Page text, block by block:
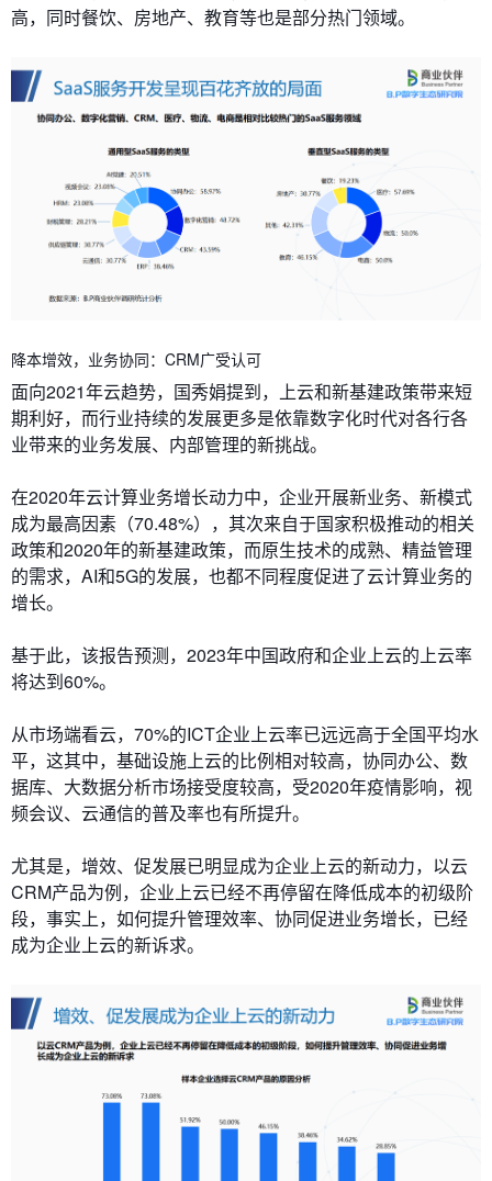
高，同时餐饮、房地产、教育等也是部分热门领域。
降本增效，业务协同：CRM广受认可
面向2021年云趋势，国秀娟提到，上云和新基建政策带来短
期利好，而行业持续的发展更多是依靠数字化时代对各行各
业带来的业务发展、内部管理的新挑战。
在2020年云计算业务增长动力中，企业开展新业务、新模式
成为最高因素（70.48%），其次来自于国家积极推动的相关
政策和2020年的新基建政策，而原生技术的成熟、精益管理
的需求，AI和5G的发展，也都不同程度促进了云计算业务的
增长。
基于此，该报告预测，2023年中国政府和企业上云的上云率
将达到60%。
从市场端看云，70%的ICT企业上云率已远远高于全国平均水
平，这其中，基础设施上云的比例相对较高，协同办公、数
据库、大数据分析市场接受度较高，受2020年疫情影响，视
频会议、云通信的普及率也有所提升。
尤其是，增效、促发展已明显成为企业上云的新动力，以云
CRM产品为例，企业上云已经不再停留在降低成本的初级阶
段，事实上，如何提升管理效率、协同促进业务增长，已经
成为企业上云的新诉求。